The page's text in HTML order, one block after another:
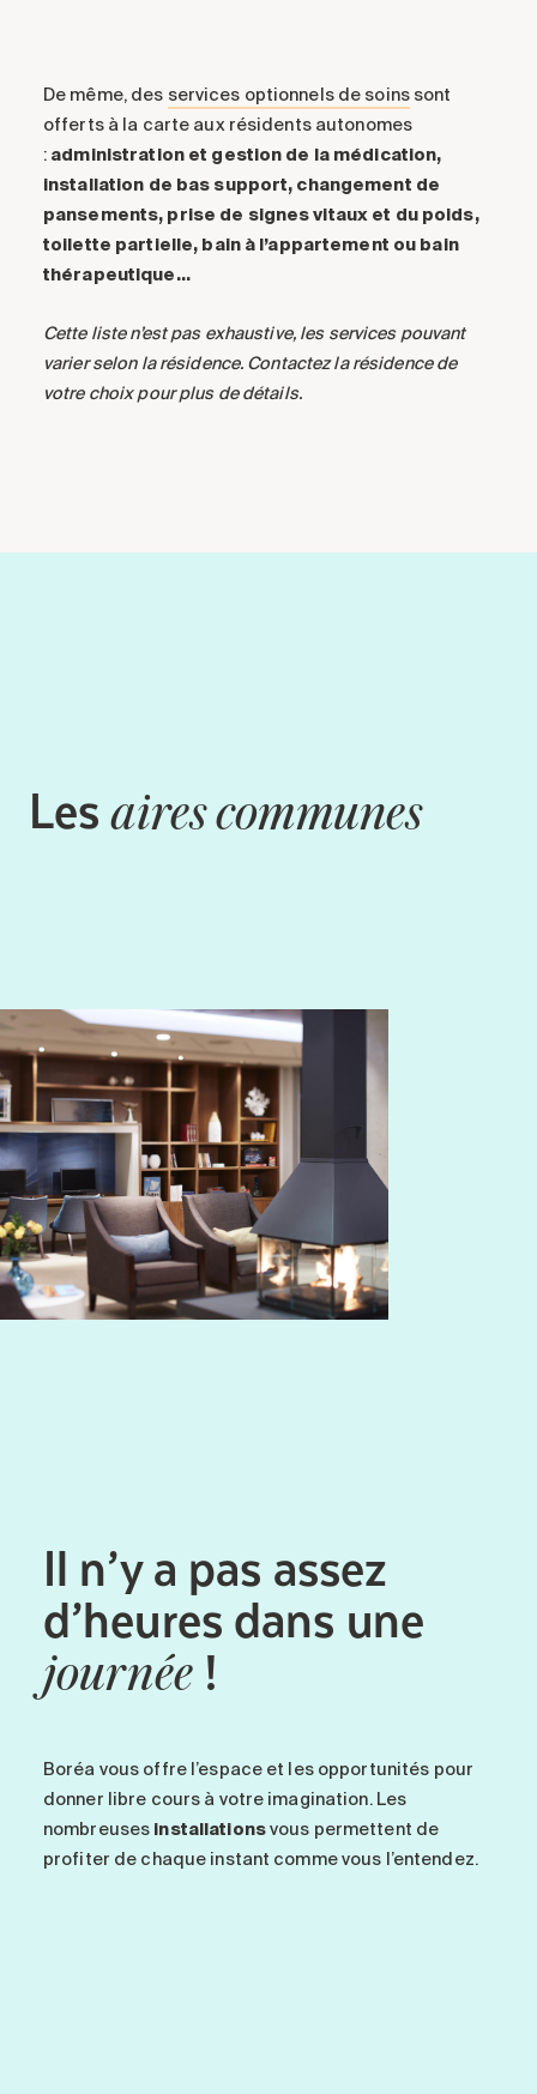
De même, des services optionnels de soinssont
offerts à la carte aux résidents autonomes
: administration et gestion de la médication,
installation de bas support, changement de
pansements, prise de signes vitaux et du poids,
toilette partielle, bain à l’appartement ou bain
thérapeutique…
Cette liste n’est pas exhaustive, les services pouvant
varier selon la résidence. Contactez la résidence de
votre choix pour plus de détails.
Lesaires communes
Il n’y a pas assez
d’heures dans une
journée!
Boréa vous offre l’espace et les opportunités pour
donner libre cours à votre imagination. Les
nombreuses installationsvous permettent de
profiter de chaque instant comme vous l’entendez.